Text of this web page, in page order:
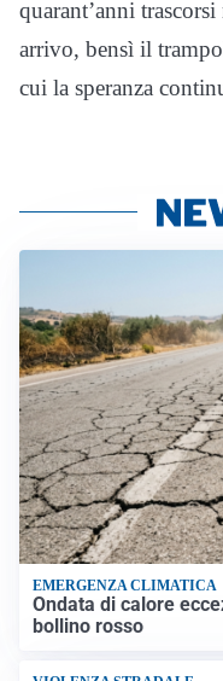
quarant’anni
arrivo, bensì il
cui la speranza
EMERGENZA CLIMATICA
Ondata di calore
bollino rosso